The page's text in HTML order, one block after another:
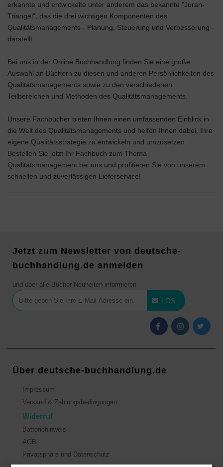
erkannte und entwickelte unter anderem das bekannte "Juran-
Triangel", das die drei wichtigen Komponenten des
Qualitätsmanagements - Planung, Steuerung und Verbesserung -
darstellt.
Bei uns in der Online Buchhandlung finden Sie eine große
Auswahl an Büchern zu diesen und anderen Persönlichkeiten des
Qualitätsmanagements sowie zu den verschiedenen
Teilbereichen und Methoden des Qualitätsmanagements.
Unsere Fachbücher bieten Ihnen einen umfassenden Einblick in
die Welt des Qualitätsmanagements und helfen Ihnen dabei, Ihre
eigene Qualitätsstrategie zu entwickeln und umzusetzen.
Bestellen Sie jetzt Ihr Fachbuch zum Thema
Qualitätsmanagement bei uns und profitieren Sie von unserem
schnellen und zuverlässigen Lieferservice!
Jetzt zum Newsletter von deutsche-
buchhandlung.de anmelden
und über alle Bücher Neuheiten informieren
LOS
Über deutsche-buchhandlung.de
Impressum
Versand & Zahlungsbedingungen
Widerruf
Batteriehinweis
AGB
Privatsphäre und Datenschutz